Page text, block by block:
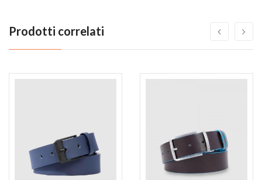
Prodotti correlati